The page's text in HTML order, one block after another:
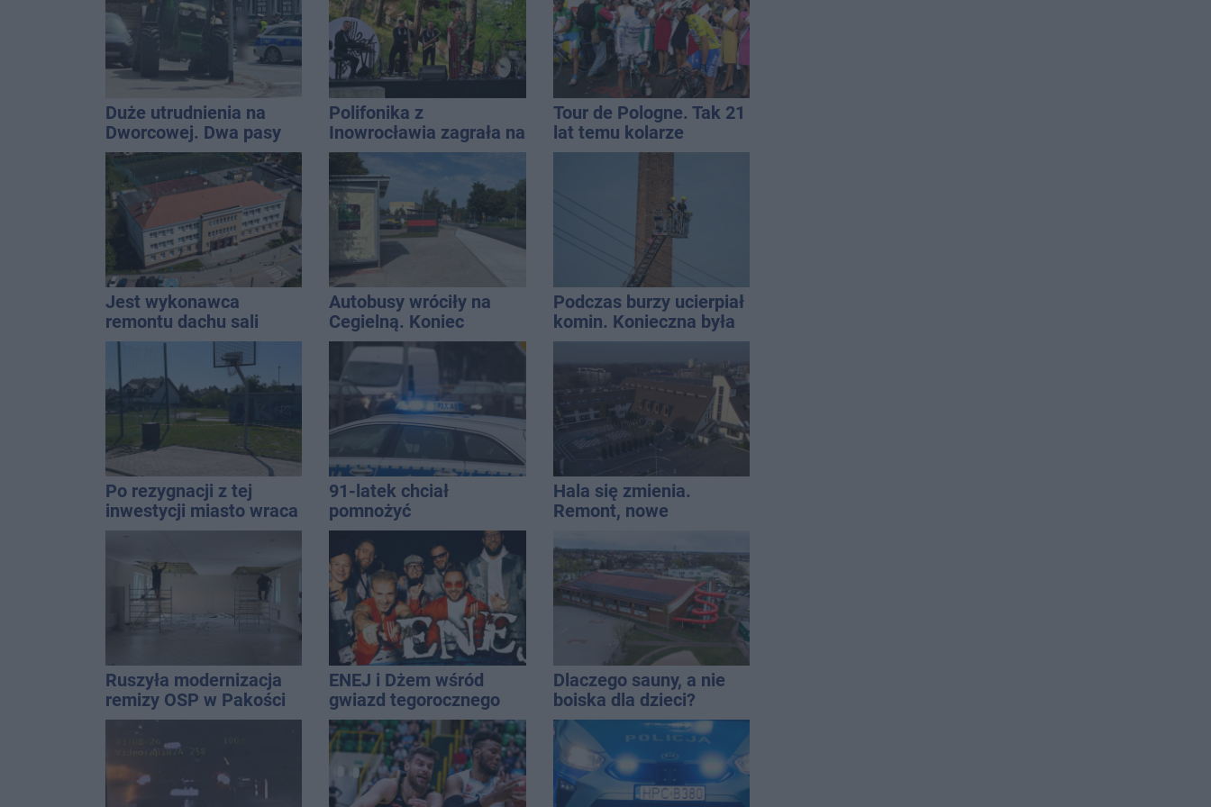
Duże utrudnienia na
Dworcowej. Dwa pasy
blokowała przyczepa od
ciągnika
Polifonika z
Inowrocławia zagrała na
Harendzie. Muzyczny
hołd dla Jana
Kasprowicza
Tour de Pologne. Tak 21
lat temu kolarze
startowali z
Jest wykonawca
remontu dachu sali
gimastycznej
Autobusy wróciły na
Cegielną. Koniec
remontu zatok
Podczas burzy ucierpiał
komin. Konieczna była
interwencja strażaków
Po rezygnacji z tej
inwestycji miasto wraca
do tematu
91-latek chciał
pomnożyć
oszczędności. Stracił
ponad 10 tys. zł
Hala się zmienia.
Remont, nowe
wejściem stanie
QEMETICA ARENA
Ruszyła modernizacja
remizy OSP w Pakości
ENEJ i Dżem wśród
gwiazd tegorocznego
święta miasta
Dlaczego sauny, a nie
boiska dla dzieci?
Ratusz odpowiada